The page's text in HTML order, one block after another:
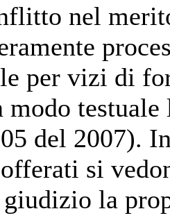
nel
per vizi di
del 2007).
si
la